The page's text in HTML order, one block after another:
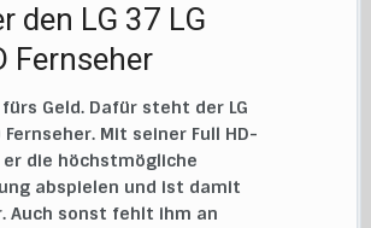
den LG 37 LG
Fernseher
Geld. Dafür steht der LG
Fernseher. Mit seiner Full HD-
die höchstmögliche
abspielen und ist damit
Auch sonst fehlt ihm an